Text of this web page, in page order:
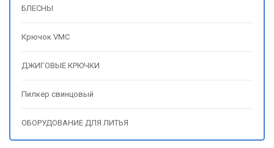
БЛЕСНЫ
Крючок VMC
ДЖИГОВЫЕ КРЮЧКИ
Пилкер свинцовый
ОБОРУДОВАНИЕ ДЛЯ ЛИТЬЯ